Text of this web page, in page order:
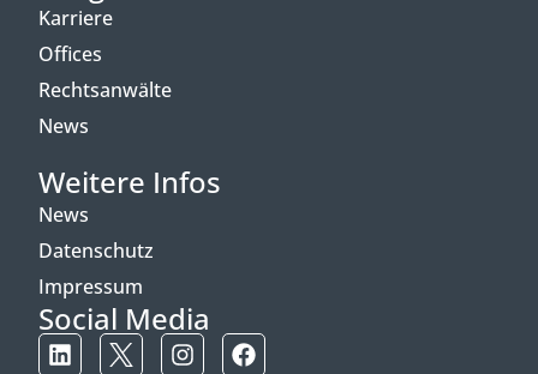
Karriere
Offices
Rechtsanwälte
News
Weitere Infos
News
Datenschutz
Impressum
Social Media